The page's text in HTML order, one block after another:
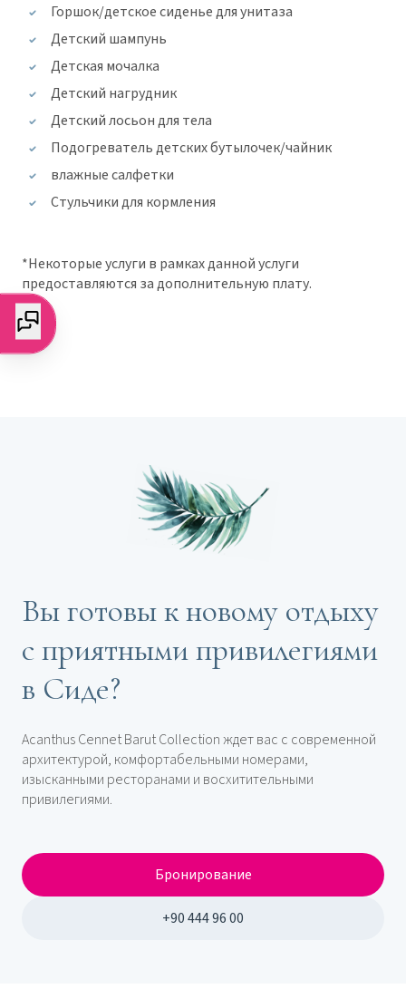
Горшок/детское сиденье для унитаза
Детский шампунь
Детская мочалка
Детский нагрудник
Детский лосьон для тела
Подогреватель детских бутылочек/чайник
влажные салфетки
Стульчики для кормления
*Некоторые услуги в рамках данной услуги
предоставляются за дополнительную плату.
Вы готовы к новому отдыху
с приятными привилегиями
в Сиде?
Acanthus Cennet Barut Collection ждет вас с современной
архитектурой, комфортабельными номерами,
изысканными ресторанами и восхитительными
привилегиями.
Бронирование
+90 444 96 00